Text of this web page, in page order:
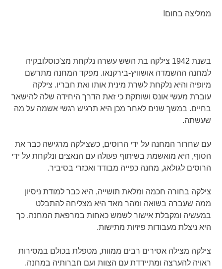
ממליצה בחום!
בשנת 1942 צילקה בת השש עשרה נלקחת מצ'כוסלובקיה
למחנה ההשמדה אושוויץ-בירקנאו. מפקד המחנה מתרשם
מיופיה והיא נלקחת לשרת מינית אותו ואת חבריו. צילקה
עוברת מעשי אונס ושותקת כי זאת הדרך היחידה שלה להישאר
בחיים. במשך שנים לאחר מכן היא תרגיש רגשי אשמה על מה
שעשתה.
עם שחרור המחנה על ידי הרוסים, כשצילקה מרגישה כבר את
הסוף, היא מואשמת בשיתוף פעולה עם הנאצים ונלקחת על ידי
הרוסים לגולאג, מחנה כפייה מבודד ואכזרי בסיביר.
צילקה בחורה חכמה ומלאת תושייה, היא כבר למודת ניסיון
ממה שעברה בשואה ומהר מאד היא מצליחה להתבלט
במעשיה ומקבלת אישור לשמש כאחות במרפאת המחנה. כך
היא ניצלת מעבודות פיזיות מתישות.
צילקה מצילה אסירים רבים ממוות, מטפלת בכולם במסירות
ראויה להערצה ומתיידדת עם הצוות ועם חברותיה במחנה.